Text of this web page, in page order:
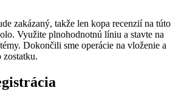
zakázaný, takže len kopa recenzií na túto
Využite plnohodnotnú líniu a stavte na
Dokončili sme operácie na vloženie a